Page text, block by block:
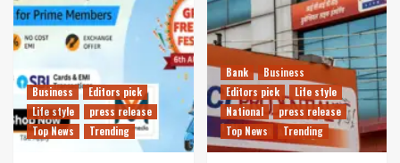
Business
Editors pick
Life style
press release
Top News
Trending
Bank
Business
Editors pick
Life style
National
press release
Top News
Trending